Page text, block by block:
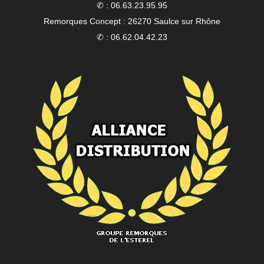
✆ : 06.63.23.95.95
Remorques Concept : 26270 Saulce sur Rhône
✆ : 06.62.04.42.23